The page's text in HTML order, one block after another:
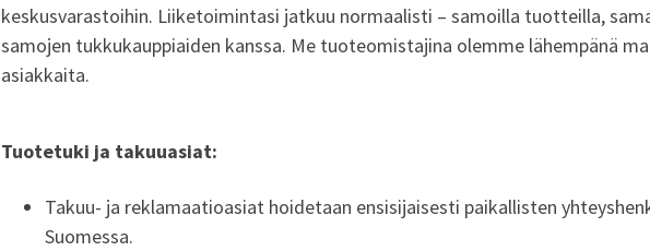
keskusvarastoihin. Liiketoimintasi jatkuu normaalisti – samoilla tuotteilla,
samojen tukkukauppiaiden kanssa. Me tuoteomistajina olemme lähempänä
asiakkaita.
Tuotetuki ja takuuasiat:
Takuu- ja reklamaatioasiat hoidetaan ensisijaisesti paikallisten
Suomessa.